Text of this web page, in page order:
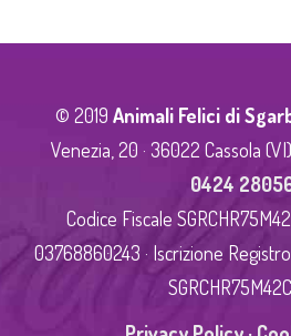
© 2019 Animali Felici di
Venezia, 20 · 36022 Cassola
0424
Codice Fiscale
03768860243 · Iscrizione